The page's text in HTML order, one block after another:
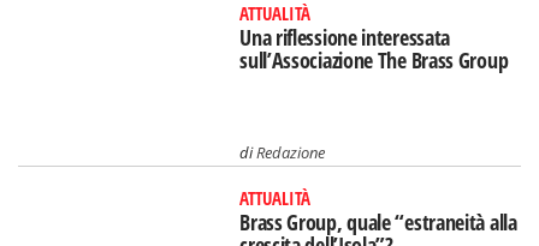
ATTUALITÀ
Una riflessione interessata
sull’Associazione The Brass Group
diRedazione
ATTUALITÀ
Brass Group, quale “estraneità alla